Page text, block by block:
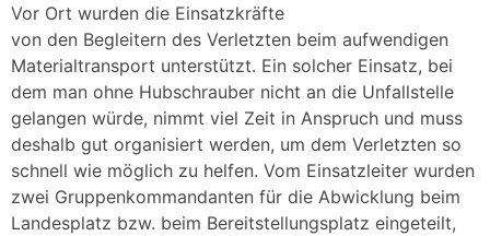
Vor Ort wurden die Einsatzkräfte
von den Begleitern des Verletzten beim aufwendigen
Materialtransport unterstützt. Ein solcher Einsatz, bei
dem man ohne Hubschrauber nicht an die Unfallstelle
gelangen würde, nimmt viel Zeit in Anspruch und muss
deshalb gut organisiert werden, um dem Verletzten so
schnell wie möglich zu helfen. Vom Einsatzleiter wurden
zwei Gruppenkommandanten für die Abwicklung beim
Landesplatz bzw. beim Bereitstellungsplatz eingeteilt,